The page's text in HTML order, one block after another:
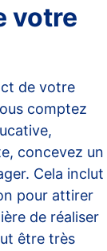
votre
de votre
comptez
concevez un
Cela inclut
pour attirer
de réaliser
être très